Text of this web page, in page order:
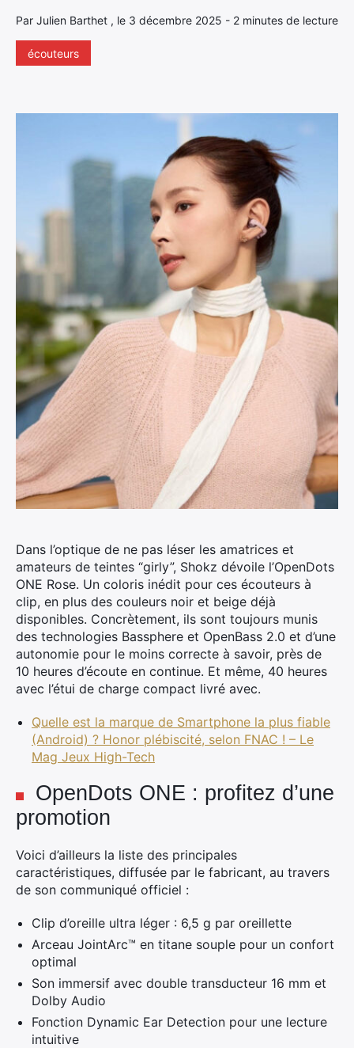
Par Julien Barthet , le 3 décembre 2025 - 2 minutes de lecture
écouteurs
Dans l’optique de ne pas léser les amatrices et
amateurs de teintes “girly”, Shokz dévoile l’OpenDots
ONE Rose. Un coloris inédit pour ces écouteurs à
clip, en plus des couleurs noir et beige déjà
disponibles. Concrètement, ils sont toujours munis
des technologies Bassphere et OpenBass 2.0 et d’une
autonomie pour le moins correcte à savoir, près de
10 heures d’écoute en continue. Et même, 40 heures
avec l’étui de charge compact livré avec.
Quelle est la marque de Smartphone la plus fiable
(Android) ? Honor plébiscité, selon FNAC ! – Le
Mag Jeux High-Tech
OpenDots ONE : profitez d’une
promotion
Voici d’ailleurs la liste des principales
caractéristiques, diffusée par le fabricant, au travers
de son communiqué officiel :
Clip d’oreille ultra léger : 6,5 g par oreillette
Arceau JointArc™ en titane souple pour un confort
optimal
Son immersif avec double transducteur 16 mm et
Dolby Audio
Fonction Dynamic Ear Detection pour une lecture
intuitive